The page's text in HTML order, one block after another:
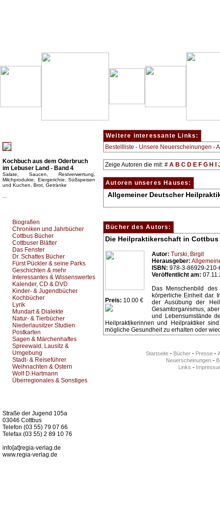
Kochbuch aus dem Oderbruch
im Lebuser Land - Band 4
Salate, Saucen, Restverwertung,
Milchprodukte, Eiergerichte, Süßspeisen
und Kuchen, Brot, Getränke
Biografien
Chroniken und Jahrbücher
Cottbus Bücher
Cottbuser Blätter
Das Fenster
Dr. Schattes Bücher
Fürst Pückler & seine Parks
Geschichten & mehr
Interessantes & Wissenswertes
Kalender, CD & DVD
Kinder- & Jugendbücher
Kochbücher
Lyrik
Mundart & Dialekte
Natur- & Tierbücher
Niederlausitzer Studien
Postkarten
Sagen & Märchenhaftes
Spreewald, Lausitz &
Umgebung
Stadt- & Reiseführer
Weihnachten & Ostern
Wolf D.Hartmann
Überregionales & Sonstiges
Straße der Jugend 105a
03046 Cottbus
Telefon (03 55) 79 07 66
Telefax (03 55) 2 89 10 76
info[at]regia-verlag.de
www.regia-verlag.de
Weitere interessante Links:
Bestellliste - Unsere Neuerscheinungen -
Zeige Autoren die mit: # A B C D E F G H
Autoren unseres Hauses:
Allgemeiner Deutscher
Bücher des Autors:
Die Heilpraktikerschaft in
Preis: 10.00 €
Autor: Turski, Birgit
Herausgeber:
ISBN: 978-3-86929-210-
Veröffentlicht am:
Das Menschenbild
körperliche Einheit dar.
der Ausübung der
Gesamtorganismus,
und Lebensumstände
Heilpraktikerinnen und Heilpraktiker
mögliche Gesundheit zu erhalten oder
Startseite - Bücher - Presse -
Neuerscheinungen-
Links -